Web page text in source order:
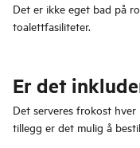
Det er ikke eget bad på
toalettfasiliteter.
Er det
Det serveres frokost
tillegg er det mulig å